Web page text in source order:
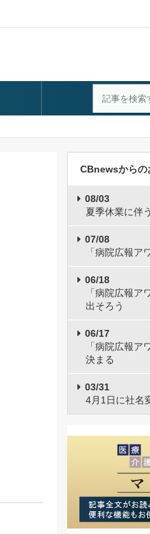
CBnewsからの
08/03
夏季休業に伴
07/08
「病院広報ア
06/18
「病院広報
出そろう
06/17
「病院広報ア
決まる
03/31
4月1日に社名